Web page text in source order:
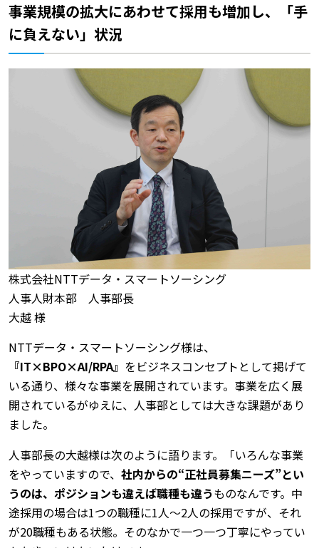
事業規模の拡大にあわせて採用も増加し、「手
に負えない」状況
株式会社NTTデータ・スマートソーシング
人事人財本部 人事部長
大越 様
NTTデータ・スマートソーシング様は、
『IT×BPO×AI/RPA』 をビジネスコンセプトとして掲げて
いる通り、様々な事業を展開されています。事業を広く展
開されているがゆえに、人事部としては大きな課題があり
ました。
人事部長の大越様は次のように語ります。「いろんな事業
をやっていますので、 社内からの“正社員募集ニーズ”とい
うのは、ポジションも違えば職種も違うものなんです。中
途採用の場合は1つの職種に1人～2人の採用ですが、それ
が20職種もある状態。そのなかで一つ一つ丁寧にやってい